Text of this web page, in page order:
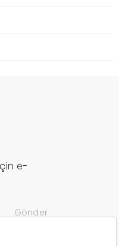
e-
Gönder